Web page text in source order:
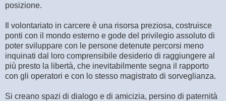
posizione.
Il volontariato in carcere è una risorsa preziosa, costruisce
ponti con il mondo esterno e gode del privilegio assoluto di
poter sviluppare con le persone detenute percorsi meno
inquinati dal loro comprensibile desiderio di raggiungere al
più presto la libertà, che inevitabilmente segna il rapporto
con gli operatori e con lo stesso magistrato di sorveglianza.
Si creano spazi di dialogo e di amicizia, persino di paternità